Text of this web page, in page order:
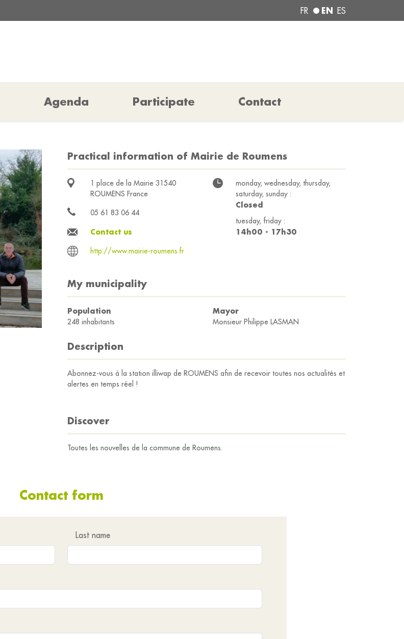
FR EN ES
Agenda Participate Contact
Practical information of Mairie de Roumens
1 place de la Mairie 31540
ROUMENS France
05 61 83 06 44
Contact us
http://www.mairie-roumens.fr
monday, wednesday, thursday,
saturday, sunday :
Closed
tuesday, friday :
14h00 - 17h30
My municipality
Population
248 inhabitants
Mayor
Monsieur Philippe LASMAN
Description
Abonnez-vous à la station illiwap de ROUMENS afin de recevoir toutes nos actualités et
alertes en temps réel !
Discover
Toutes les nouvelles de la commune de Roumens.
Contact form
Last name